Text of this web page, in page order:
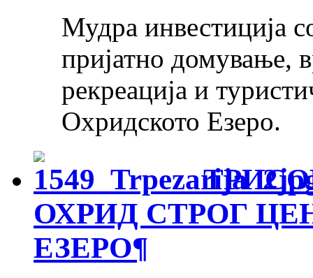
Мудра инвестиција
пријатно домување,
рекреација и
Охридското Езеро.
ОХРИД СТРОГ
ЕЗЕРО¶